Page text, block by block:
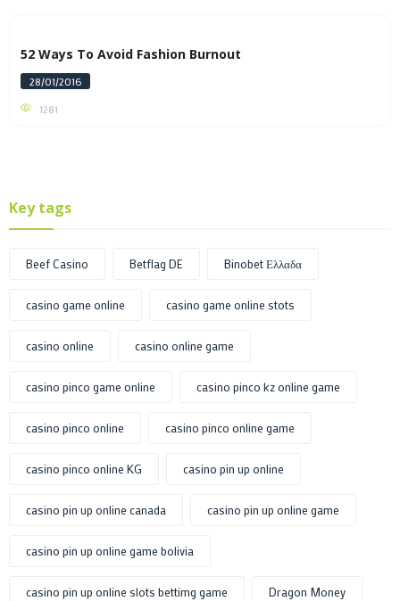
52 Ways To Avoid Fashion Burnout
28/01/2016
1281
Key tags
Beef Casino Betflag DE Binobet Ελλαδα
casino game online casino game online stots
casino online casino online game
casino pinco game online casino pinco kz online game
casino pinco online casino pinco online game
casino pinco online KG casino pin up online
casino pin up online canada casino pin up online game
casino pin up online game bolivia
casino pin up online slots bettimg game Dragon Money